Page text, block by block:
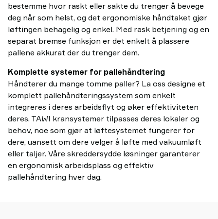
bestemme hvor raskt eller sakte du trenger å bevege
deg når som helst, og det ergonomiske håndtaket gjør
løftingen behagelig og enkel. Med rask betjening og en
separat bremse funksjon er det enkelt å plassere
pallene akkurat der du trenger dem.
Komplette systemer for pallehåndtering
Håndterer du mange tomme paller? La oss designe et
komplett pallehåndteringssystem som enkelt
integreres i deres arbeidsflyt og øker effektiviteten
deres. TAWI kransystemer tilpasses deres lokaler og
behov, noe som gjør at løftesystemet fungerer for
dere, uansett om dere velger å løfte med vakuumløft
eller taljer. Våre skreddersydde løsninger garanterer
en ergonomisk arbeidsplass og effektiv
pallehåndtering hver dag.